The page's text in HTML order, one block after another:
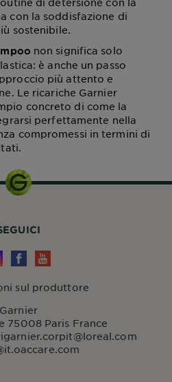
con la soddisfazione di
sostenibile.
non significa solo
è anche un passo
più attento e
Le ricariche Garnier
concreto di come la
perfettamente nella
compromessi in termini di
sul produttore
Garnier
75008 Paris France